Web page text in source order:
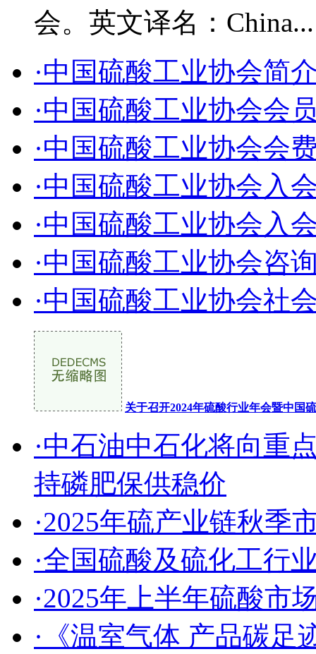
会。英文译名：
·中国硫酸工业协会简
·中国硫酸工业协会会
·中国硫酸工业协会会
·中国硫酸工业协会入
·中国硫酸工业协会入
·中国硫酸工业协会咨
·中国硫酸工业协会社
关于召开2024年硫酸行业年会暨中国
·中石油中石化将向重
持磷肥保供稳价
·2025年硫产业链秋季
·全国硫酸及硫化工行
·2025年上半年硫酸市
·《温室气体 产品碳足